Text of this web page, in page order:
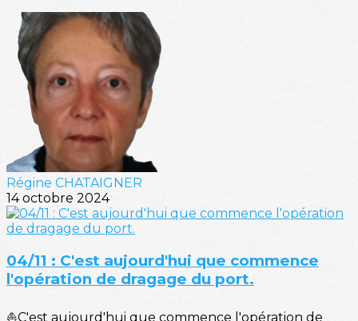
Régine CHATAIGNER
14 octobre 2024
04/11 : C'est aujourd'hui que commence
l'opération de dragage du port.
⛵C'est aujourd'hui que commence l'opération de